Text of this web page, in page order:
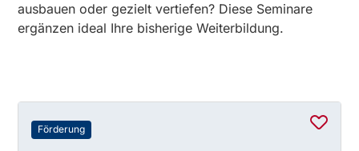
ausbauen oder gezielt vertiefen? Diese Seminare
ergänzen ideal Ihre bisherige Weiterbildung.
Förderung